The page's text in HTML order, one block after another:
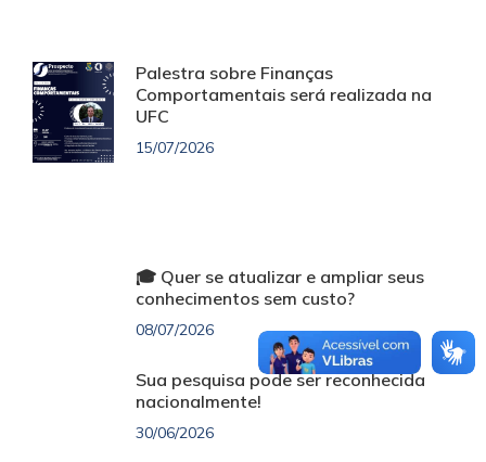
Palestra sobre Finanças
Comportamentais será realizada na
UFC
15/07/2026
🎓 Quer se atualizar e ampliar seus
conhecimentos sem custo?
08/07/2026
Sua pesquisa pode ser reconhecida
nacionalmente!
30/06/2026